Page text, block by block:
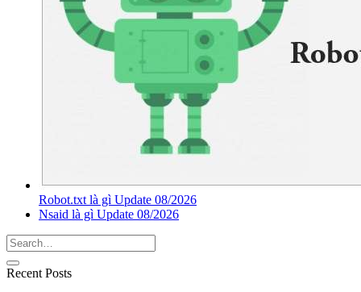
Robot.txt là gì Update 08/2026
Nsaid là gì Update 08/2026
Recent Posts